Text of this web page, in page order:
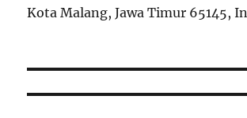
Kota Malang, Jawa Timur 65145,